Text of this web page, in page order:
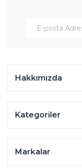
Hakkımızda
Kategoriler
Markalar